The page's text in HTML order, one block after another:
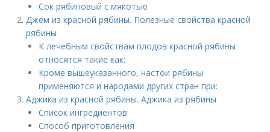
Сок рябиновый с мякотью
Джем из красной рябины. Полезные свойства красной
рябины
К лечебным свойствам плодов красной рябины
относятся такие как:
Кроме вышеуказанного, настои рябины
применяются и народами других стран при:
Аджика из красной рябины. Аджика из рябины
Список ингредиентов
Способ приготовления